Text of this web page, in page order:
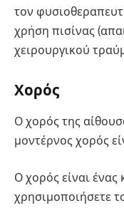
τον
χρἠση πισίνας
χειρουργικού
Χορός
Ο χορός της
μοντέρνος χορός
Ο χορός είναι ένας
χρησιμοποιήσετε